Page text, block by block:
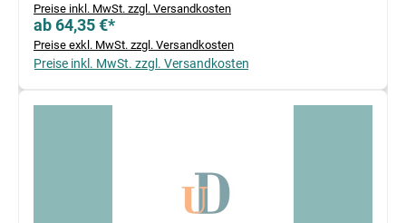
Preise inkl. MwSt. zzgl. Versandkosten
ab 64,35 €*
Preise exkl. MwSt. zzgl. Versandkosten
Preise inkl. MwSt. zzgl. Versandkosten